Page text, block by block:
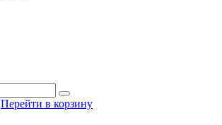
Перейти в корзину